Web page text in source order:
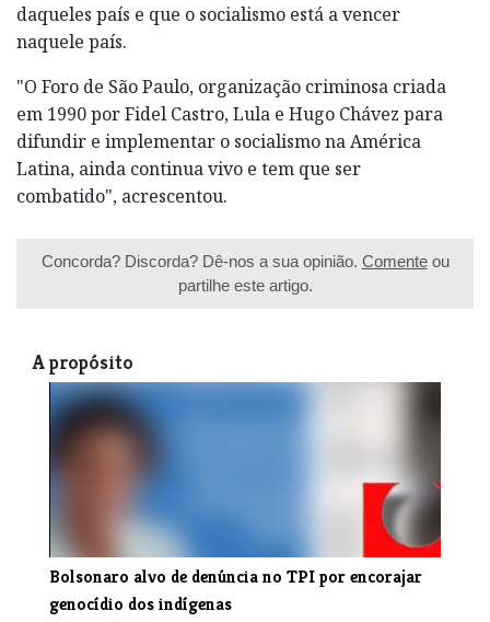
daqueles país e que o socialismo está a vencer
naquele país.
"O Foro de São Paulo, organização criminosa criada
em 1990 por Fidel Castro, Lula e Hugo Chávez para
difundir e implementar o socialismo na América
Latina, ainda continua vivo e tem que ser
combatido", acrescentou.
Concorda? Discorda? Dê-nos a sua opinião. Comenteou
partilhe este artigo.
A propósito
Bolsonaro alvo de denúncia no TPI por encorajar
genocídio dos indígenas